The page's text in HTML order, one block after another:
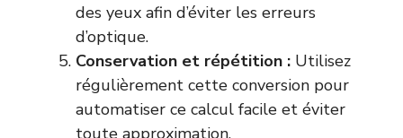
des yeux afin d’éviter les erreurs
d’optique.
Conservation et répétition : Utilisez
régulièrement cette conversion pour
automatiser ce calcul facile et éviter
toute approximation.